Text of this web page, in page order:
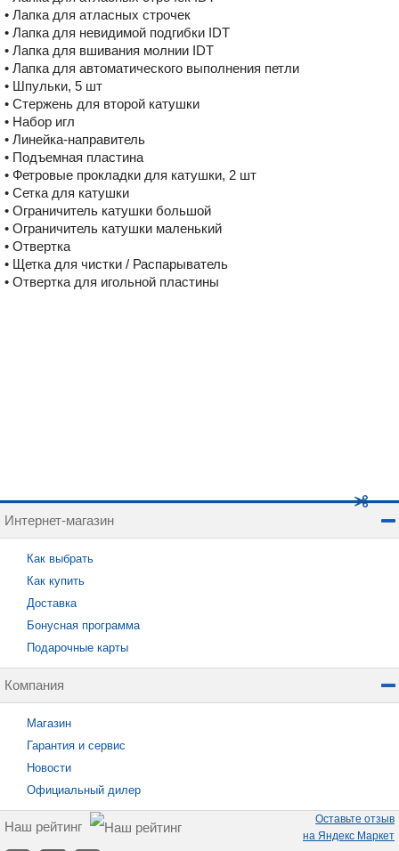
• Лапка для атласных строчек
• Лапка для невидимой подгибки IDT
• Лапка для вшивания молнии IDT
• Лапка для автоматического выполнения петли
• Шпульки, 5 шт
• Стержень для второй катушки
• Набор игл
• Линейка-направитель
• Подъемная пластина
• Фетровые прокладки для катушки, 2 шт
• Сетка для катушки
• Ограничитель катушки большой
• Ограничитель катушки маленький
• Отвертка
• Щетка для чистки / Распарыватель
• Отвертка для игольной пластины
Интернет-магазин
Как выбрать
Как купить
Доставка
Бонусная программа
Подарочные карты
Компания
Магазин
Гарантия и сервис
Новости
Официальный дилер
Наш рейтинг
Оставьте отзыв
на Яндекс Маркет